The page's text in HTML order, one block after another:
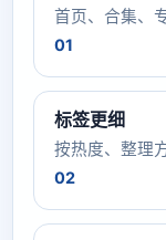
首页、合集、
01
标签更细
按热度、整理
02